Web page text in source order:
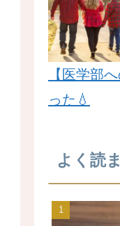
【医学部
った💧
よく読